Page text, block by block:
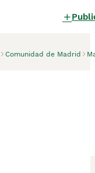
Comunidad de Madrid